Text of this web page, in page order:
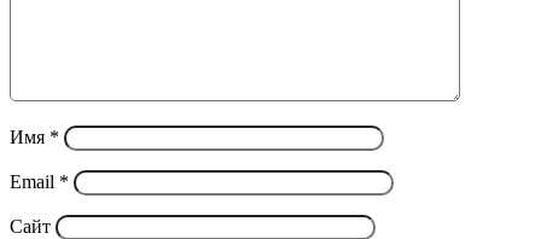
Имя *
Email *
Сайт